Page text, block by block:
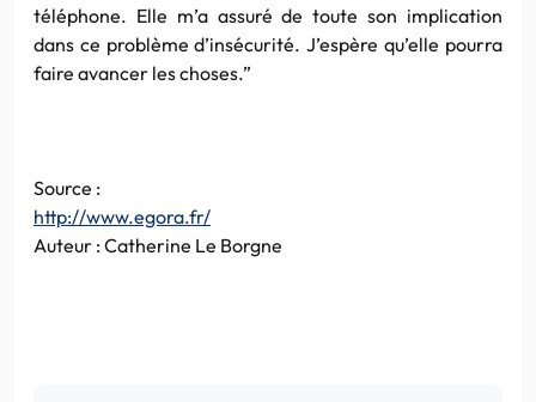
téléphone. Elle m’a assuré de toute son implication
dans ce problème d’insécurité. J’espère qu’elle pourra
faire avancer les choses.”
Source :
http://www.egora.fr/
Auteur : Catherine Le Borgne